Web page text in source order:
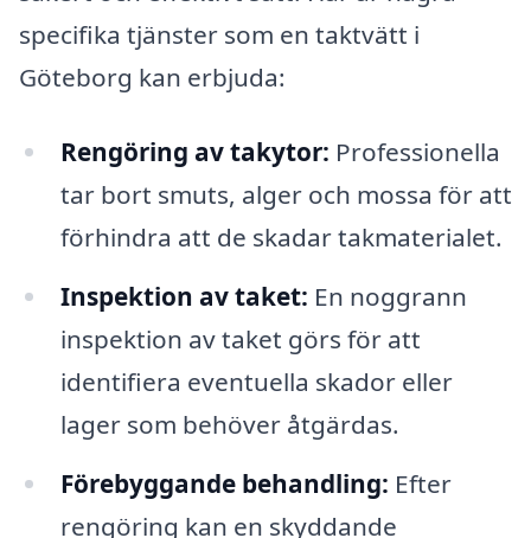
specifika tjänster som en taktvätt i
Göteborg kan erbjuda:
Rengöring av takytor: Professionella
tar bort smuts, alger och mossa för att
förhindra att de skadar takmaterialet.
Inspektion av taket: En noggrann
inspektion av taket görs för att
identifiera eventuella skador eller
lager som behöver åtgärdas.
Förebyggande behandling: Efter
rengöring kan en skyddande